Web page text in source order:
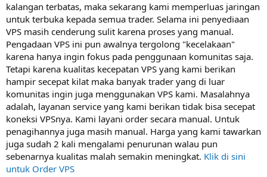
kalangan terbatas, maka sekarang kami memperluas jaringan
untuk terbuka kepada semua trader. Selama ini penyediaan
VPS masih cenderung sulit karena proses yang manual.
Pengadaan VPS ini pun awalnya tergolong "kecelakaan"
karena hanya ingin fokus pada penggunaan komunitas saja.
Tetapi karena kualitas kecepatan VPS yang kami berikan
hampir secepat kilat maka banyak trader yang di luar
komunitas ingin juga menggunakan VPS kami. Masalahnya
adalah, layanan service yang kami berikan tidak bisa secepat
koneksi VPSnya. Kami layani order secara manual. Untuk
penagihannya juga masih manual. Harga yang kami tawarkan
juga sudah 2 kali mengalami penurunan walau pun
sebenarnya kualitas malah semakin meningkat. Klik di sini
untuk Order VPS